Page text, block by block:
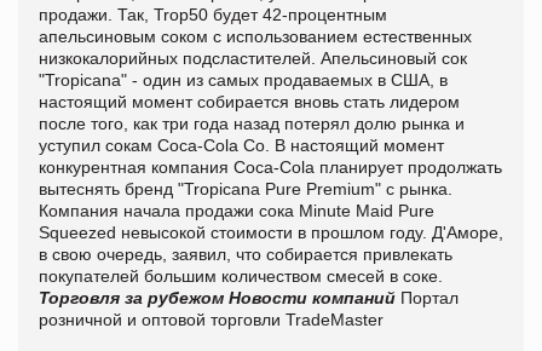
продажи. Так, Trop50 будет 42-процентным
апельсиновым соком с использованием естественных
низкокалорийных подсластителей. Апельсиновый сок
"Tropicana" - один из самых продаваемых в США, в
настоящий момент собирается вновь стать лидером
после того, как три года назад потерял долю рынка и
уступил сокам Coca-Cola Co. В настоящий момент
конкурентная компания Coca-Cola планирует продолжать
вытеснять бренд "Tropicana Pure Premium" с рынка.
Компания начала продажи сока Minute Maid Pure
Squeezed невысокой стоимости в прошлом году. Д'Аморе,
в свою очередь, заявил, что собирается привлекать
покупателей большим количеством смесей в соке.
Торговля за рубежом Новости компаний Портал
розничной и оптовой торговли TradeMaster